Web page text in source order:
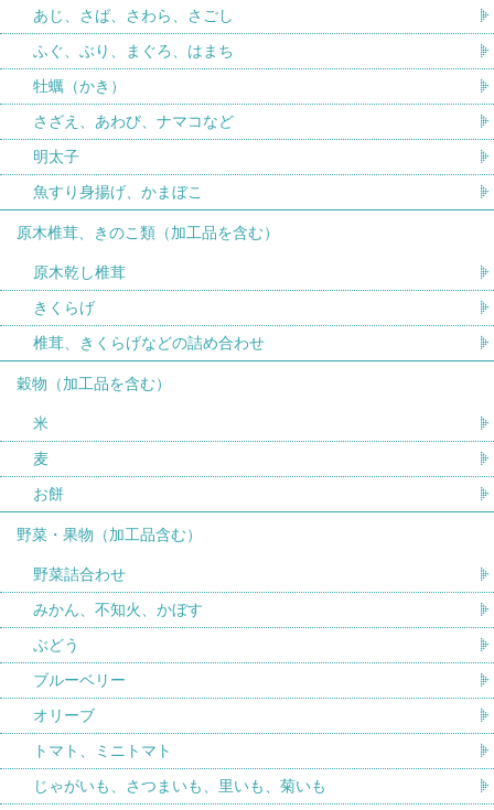
あじ、さば、さわら、さごし
ふぐ、ぶり、まぐろ、はまち
牡蠣（かき）
さざえ、あわび、ナマコなど
明太子
魚すり身揚げ、かまぼこ
原木椎茸、きのこ類（加工品を含む）
原木乾し椎茸
きくらげ
椎茸、きくらげなどの詰め合わせ
穀物（加工品を含む）
米
麦
お餅
野菜・果物（加工品含む）
野菜詰合わせ
みかん、不知火、かぼす
ぶどう
ブルーベリー
オリーブ
トマト、ミニトマト
じゃがいも、さつまいも、里いも、菊いも